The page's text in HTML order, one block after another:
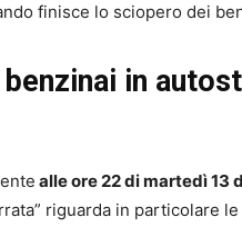
finisce lo sciopero dei
in
alle ore 22 di martedì 13
riguarda in particolare